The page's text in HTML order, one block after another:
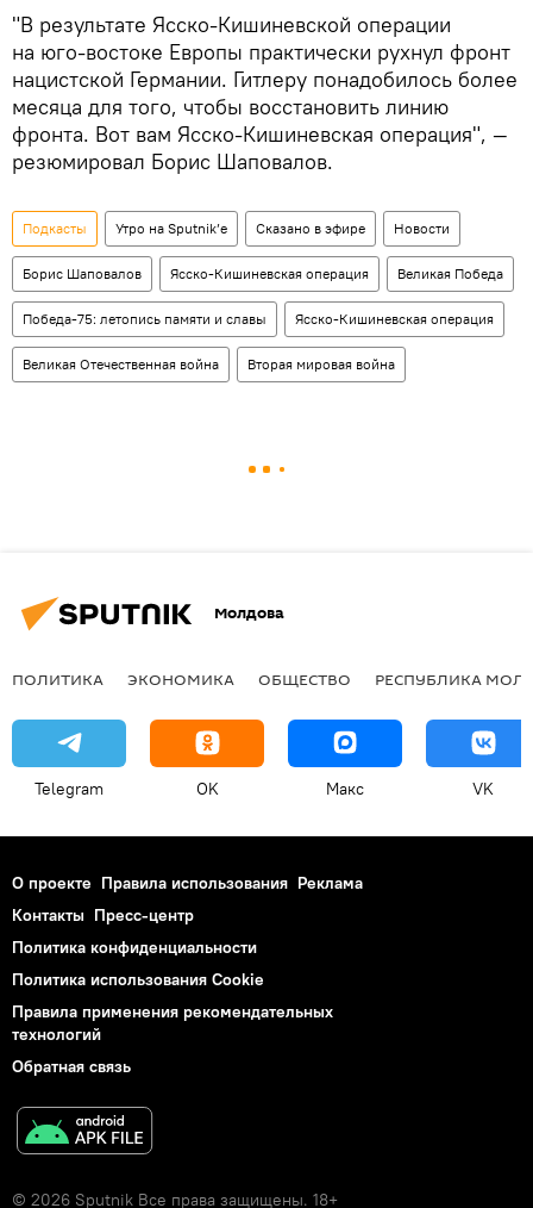
"В результате Ясско-Кишиневской операции
на юго-востоке Европы практически рухнул фронт
нацистской Германии. Гитлеру понадобилось более
месяца для того, чтобы восстановить линию
фронта. Вот вам Ясско-Кишиневская операция", —
резюмировал Борис Шаповалов.
Подкасты Утро на Sputnik’e Сказано в эфире Новости
Борис Шаповалов Ясско-Кишиневская операция Великая Победа
Победа-75: летопись памяти и славы Ясско-Кишиневская операция
Великая Отечественная война Вторая мировая война
Молдова
ПОЛИТИКА ЭКОНОМИКА ОБЩЕСТВО РЕСПУБЛИКА
Telegram OK Макс VK
О проекте Правила использования Реклама
Контакты Пресс-центр
Политика конфиденциальности
Политика использования Cookie
Правила применения рекомендательных
технологий
Обратная связь
© 2026 Sputnik Все права защищены. 18+